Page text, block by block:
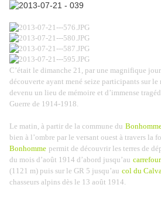
C’était le dimanche 21, par une magnifique
découverte ayant mené seize participants sur le
devenu un lieu de mémoire et d’immense
Guerre de 1914-1918.
Le matin, à partir de la commune du
bien à l’ombre par le versant ouest à travers la
Bonhomme permit de découvrir les terres de
du mois d’août 1914 d’abord jusqu’au
(1121 m) puis sur le GR 5 jusqu’au col du
chasseurs alpins dès le 13 août 1914.